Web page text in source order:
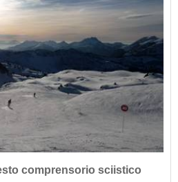
comprensorio sciistico